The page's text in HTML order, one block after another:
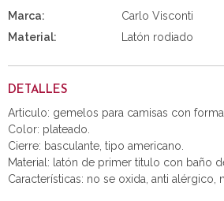
Marca:
Carlo Visconti
Material:
Latón rodiado
DETALLES
Articulo: gemelos para camisas con
Color: plateado.
Cierre: basculante, tipo americano.
Material: latón de primer titulo con baño
Características: no se oxida, anti alérgico,